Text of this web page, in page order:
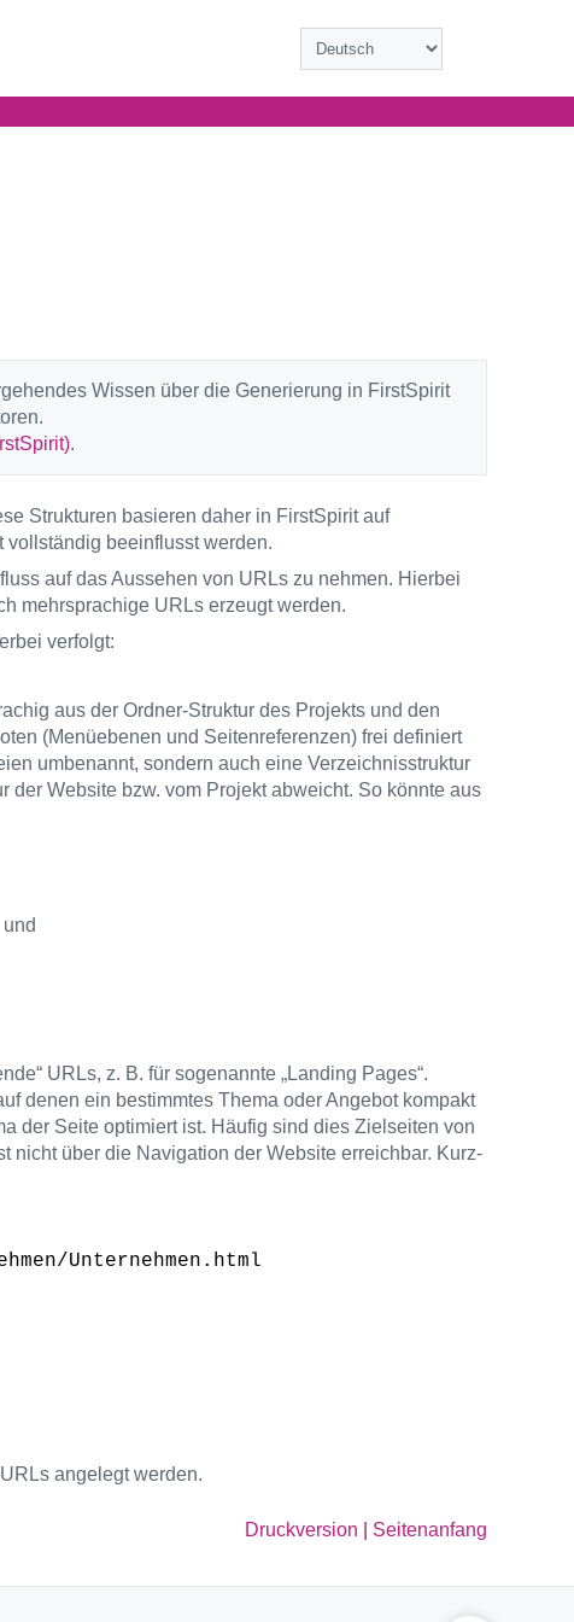
Wissen über die Generierung in FirstSpirit
.
Strukturen basieren daher in FirstSpirit auf
vollständig beeinflusst werden.
auf das Aussehen von URLs zu nehmen. Hierbei
mehrsprachige URLs erzeugt werden.
verfolgt:
aus der Ordner-Struktur des Projekts und den
(Menüebenen und Seitenreferenzen) frei definiert
umbenannt, sondern auch eine Verzeichnisstruktur
der Website bzw. vom Projekt abweicht. So könnte aus
und
URLs, z. B. für sogenannte „Landing Pages“.
denen ein bestimmtes Thema oder Angebot kompakt
der Seite optimiert ist. Häufig sind dies Zielseiten von
nicht über die Navigation der Website erreichbar. Kurz-
Unternehmen.html
angelegt werden.
Druckversion Seitenanfang